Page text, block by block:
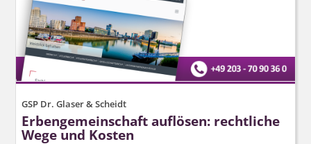
GSP Dr. Glaser & Scheidt
Erbengemeinschaft auflösen: rechtliche
Wege und Kosten